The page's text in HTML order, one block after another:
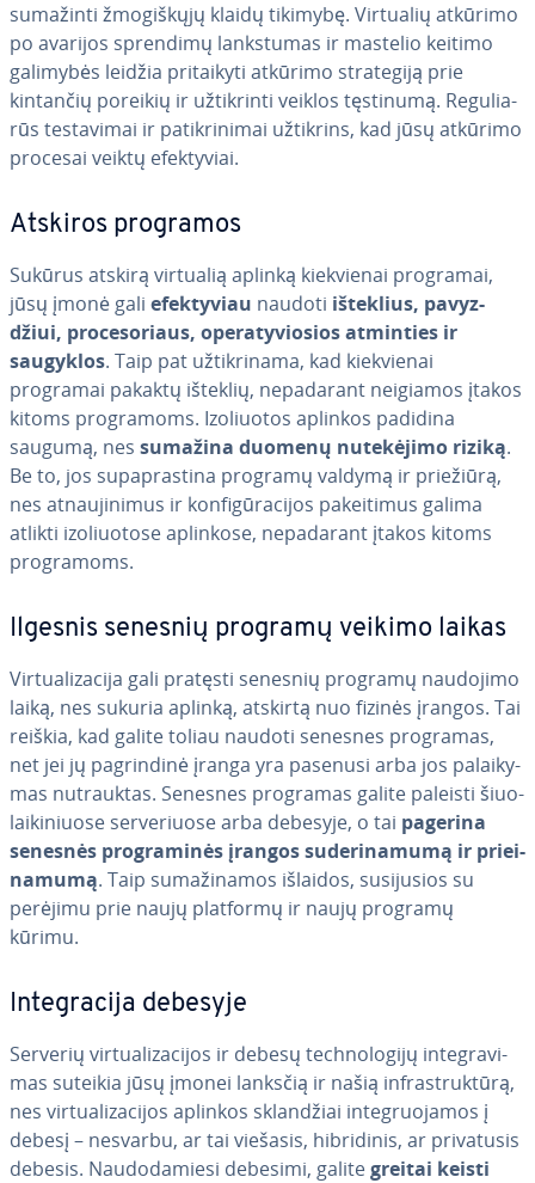
sumažinti žmo­giš­kų­jų klaidų tikimybę. Virtualių atkūrimo
po avarijos sprendimų lanks­tu­mas ir mastelio keitimo
galimybės leidžia pri­tai­ky­ti atkūrimo stra­te­gi­ją prie
kintančių poreikių ir už­tik­rin­ti veiklos tęstinumą. Re­gu­lia­
rūs te­sta­vi­mai ir pa­tik­ri­ni­mai užtikrins, kad jūsų atkūrimo
procesai veiktų efek­ty­viai.
Atskiros programos
Sukūrus atskirą virtualią aplinką kiek­vie­nai programai,
jūsų įmonė gali efek­ty­viau naudoti išteklius, pa­vyz­
džiui, pro­ce­so­riaus, ope­ra­ty­vio­sios atminties ir
saugyklos. Taip pat už­tik­ri­na­ma, kad kiek­vie­nai
programai pakaktų išteklių, ne­pa­da­rant neigiamos įtakos
kitoms prog­ra­moms. Izo­liuo­tos aplinkos padidina
saugumą, nes sumažina duomenų nu­te­kė­ji­mo riziką.
Be to, jos su­pa­pras­ti­na programų valdymą ir priežiūrą,
nes at­nau­ji­ni­mus ir kon­fi­gū­ra­ci­jos pa­kei­ti­mus galima
atlikti izo­liuo­to­se aplinkose, ne­pa­da­rant įtakos kitoms
prog­ra­moms.
Ilgesnis senesnių programų veikimo laikas
Vir­tu­ali­za­ci­ja gali pratęsti senesnių programų naudojimo
laiką, nes sukuria aplinką, atskirtą nuo fizinės įrangos. Tai
reiškia, kad galite toliau naudoti senesnes programas,
net jei jų pag­rin­di­nė įranga yra pasenusi arba jos pa­lai­ky­
mas nu­trauk­tas. Senesnes programas galite paleisti šiuo­
lai­ki­niuo­se ser­ve­riuo­se arba debesyje, o tai pagerina
senesnės prog­ra­mi­nės įrangos su­de­ri­na­mu­mą ir pri­ei­
na­mu­mą. Taip su­ma­ži­na­mos išlaidos, su­si­ju­sios su
perėjimu prie naujų platformų ir naujų programų
kūrimu.
In­te­g­ra­ci­ja debesyje
Serverių vir­tu­ali­za­ci­jos ir debesų tech­no­lo­gi­jų in­te­g­ra­vi­
mas suteikia jūsų įmonei lanksčią ir našią inf­rastruk­tū­rą,
nes vir­tu­ali­za­ci­jos aplinkos sklan­džiai in­te­gruo­ja­mos į
debesį – nesvarbu, ar tai viešasis, hib­ri­di­nis, ar pri­va­tu­sis
debesis. Nau­do­da­mie­si debesimi, galitegreitai keisti